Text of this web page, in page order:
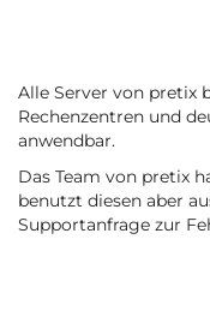
Alle Server von pretix
Rechenzentren und
anwendbar.
Das Team von pretix
benutzt diesen aber
Supportanfrage zur